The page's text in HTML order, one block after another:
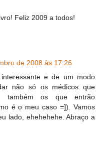
Feliz 2009 a todos!
de 2008 às 17:26
e de um modo
não só os médicos que
também os que entrão
é o meu caso =]). Vamos
lado, ehehehehe. Abraço a